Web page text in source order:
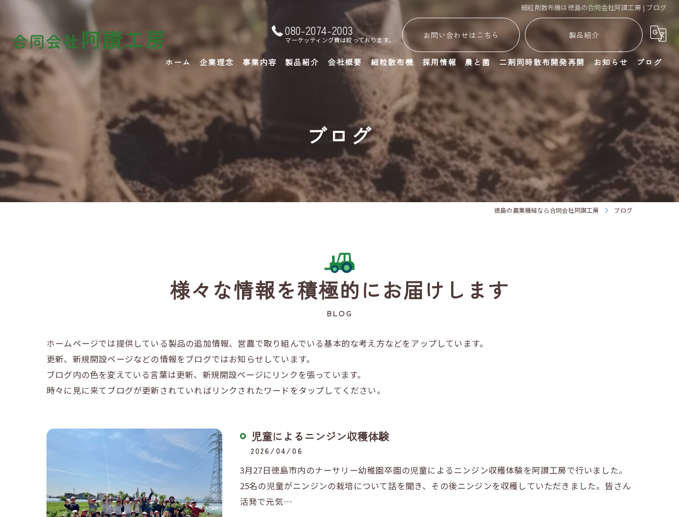
細粒剤散布機は徳島の合同会社阿讃工房 | ブログ
080-2074-2003
マーケッティング費は絞っております。 お問い合わせはこちら 製品紹介
ホーム 企業理念 事業内容 製品紹介 会社概要
よくある質問
細粒散布機 採用情報 農と菌 二剤同時散布開発再開 お知らせ ブログ
ブログ
徳島の農業機械なら合同会社阿讃工房 ブログ
様々な情報を積極的にお届けします
BLOG
ホームページでは提供している製品の追加情報、営農で取り組んでいる基本的な考え方などをアップしています。
更新、新規開設ページなどの情報をブログではお知らせしています。
ブログ内の色を変えている言葉は更新、新規開設ページにリンクを張っています。
時々に見に来てブログが更新されていればリンクされたワードをタップしてください。
児童によるニンジン収穫体験
2026/04/06
3月27日徳島市内のナーサリー幼稚園卒園の児童によるニンジン収穫体験を阿讃工房で行いました。
25名の児童がニンジンの栽培について話を聞き、その後ニンジンを収穫していただきました。皆さん
活発で元気…